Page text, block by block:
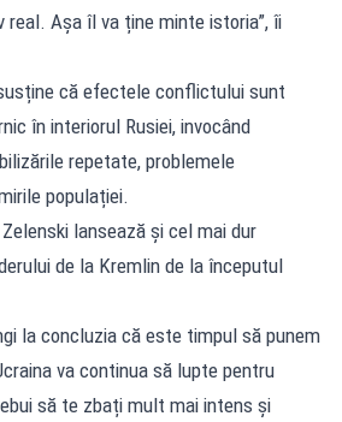
real. Așa îl va ține minte istoria”, îi
că efectele conflictului sunt
în interiorul Rusiei, invocând
repetate, problemele
populației.
lansează și cel mai dur
de la Kremlin de la începutul
la concluzia că este timpul să punem
va continua să lupte pentru
să te zbați mult mai intens și